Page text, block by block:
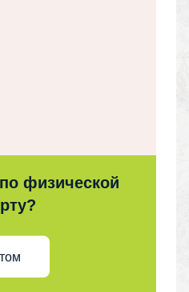
физической